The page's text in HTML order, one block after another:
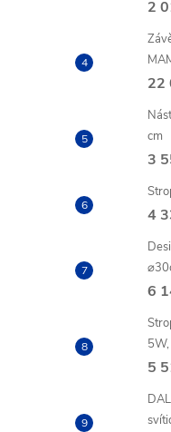
2
22
cm
3
4
6
5